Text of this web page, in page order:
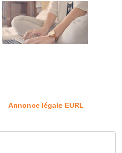
Annonce légale EURL